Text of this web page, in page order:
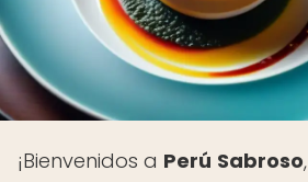
¡Bienvenidos a Perú Sabroso